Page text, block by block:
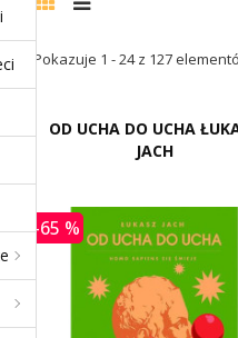
Pokazuje 1 - 24 z 127
OD UCHA DO UCHA
JACH
-65 %